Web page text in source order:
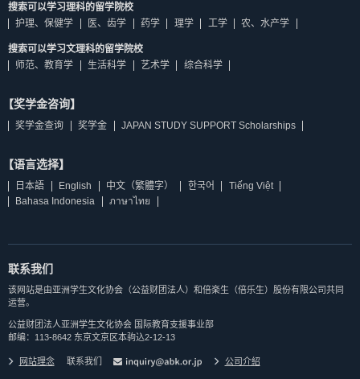
搜索可以学习理科的留学院校
护理、保健学
医、齿学 药学 理学 工学 农、水产学
搜索可以学习文理科的留学院校
师范、教育学
生活科学 艺术学 综合科学
【奖学金咨询】
奖学金查询 奖学金 JAPAN STUDY SUPPORT Scholarships
【语言选择】
日本語 English 中文（繁體字） 한국어
Tiếng Việt
Bahasa Indonesia
ภาษาไทย
联系我们
该网站是由亚洲学生文化协会（公益财团法人）和倍楽生（倍乐生）股份有限公司共同
运营。
公益财团法人亚洲学生文化协会 国际教育支援事业部
邮编：113-8642 东京文京区本驹込2-12-13
网站理念 联系我们 公司介紹